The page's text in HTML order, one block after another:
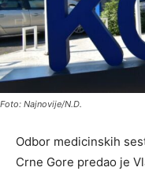
Foto: Najnovije/N.D.
Odbor medicinskih
Crne Gore predao je